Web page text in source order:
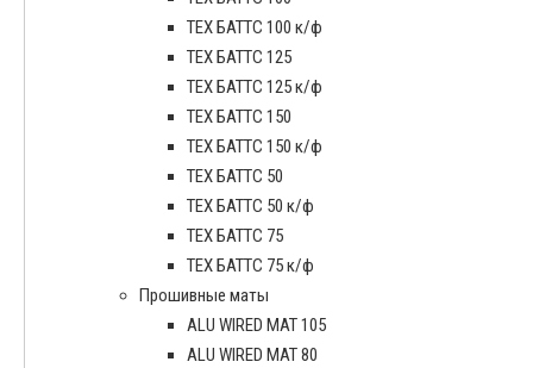
ТЕХ БАТТС 100 к/ф
ТЕХ БАТТС 125
ТЕХ БАТТС 125 к/ф
ТЕХ БАТТС 150
ТЕХ БАТТС 150 к/ф
ТЕХ БАТТС 50
ТЕХ БАТТС 50 к/ф
ТЕХ БАТТС 75
ТЕХ БАТТС 75 к/ф
Прошивные маты
ALU WIRED MAT 105
ALU WIRED MAT 80